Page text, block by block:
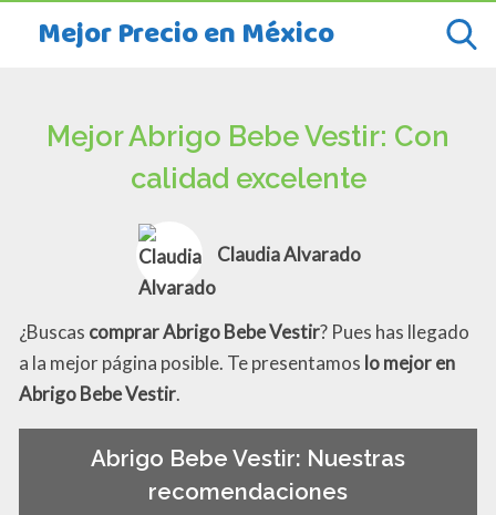
Mejor Precio en México
Mejor Abrigo Bebe Vestir: Con
calidad excelente
Claudia Alvarado
¿Buscas comprar Abrigo Bebe Vestir? Pues has llegado
a la mejor página posible. Te presentamos lo mejor en
Abrigo Bebe Vestir.
Abrigo Bebe Vestir: Nuestras
recomendaciones